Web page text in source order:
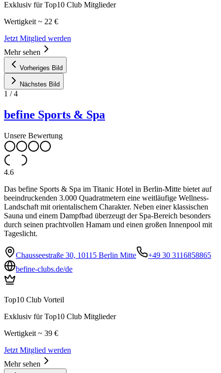
Exklusiv für Top10 Club Mitglieder
Wertigkeit ~ 22 €
Jetzt Mitglied werden
Mehr sehen
Vorheriges Bild
Nächstes Bild
1 /4
befine Sports & Spa
Unsere Bewertung
4.6
Das befine Sports & Spa im Titanic Hotel in Berlin-Mitte bietet auf
beeindruckenden 3.000 Quadratmetern eine weitläufige Wellness-
Landschaft mit orientalischem Charakter. Neben einer klassischen
Sauna und einem Dampfbad überzeugt der Spa-Bereich besonders
durch seinen prachtvollen Hamam und einen großen Innenpool mit
Tageslicht.
Chausseestraße 30, 10115 Berlin Mitte
+49 30 3116858865
befine-clubs.de/de
Top10 Club Vorteil
Exklusiv für Top10 Club Mitglieder
Wertigkeit ~ 39 €
Jetzt Mitglied werden
Mehr sehen